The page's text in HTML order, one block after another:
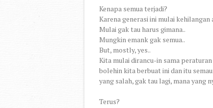
Kenapa semua terjadi?
Karena generasi ini mulai kehilangan
Mulai gak tau harus gimana..
Mungkin emank gak semua..
But, mostly, yes..
Kita mulai dirancu-in sama
bolehin kita berbuat ini dan itu
yang salah, gak tau lagi, mana yang
Terus?